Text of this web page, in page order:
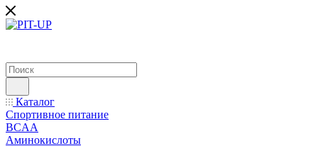
Каталог
Спортивное питание
BCAA
Аминокислоты